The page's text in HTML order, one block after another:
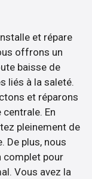
et répare
offrons un
baisse de
liés à la saleté.
et réparons
En
pleinement de
De plus, nous
complet pour
Vous avez la